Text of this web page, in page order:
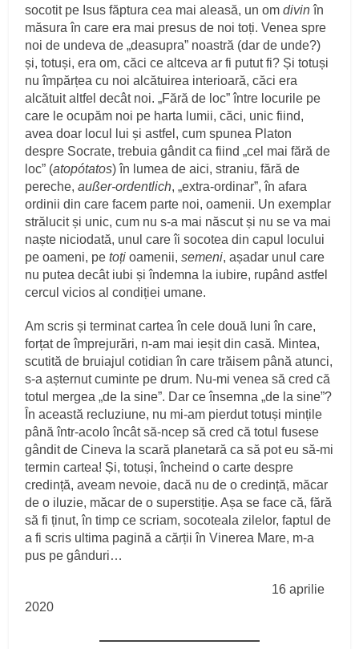
socotit pe Isus făptura cea mai aleasă, un omdivinîn
măsura în care era mai presus de noi toți. Venea spre
noi de undeva de „deasupra” noastră (dar de unde?)
și, totuși, era om, căci ce altceva ar fi putut fi? Și totuși
nu împărțea cu noi alcătuirea interioară, căci era
alcătuit altfel decât noi. „Fără de loc” între locurile pe
care le ocupăm noi pe harta lumii, căci, unic fiind,
avea doar locul lui și astfel, cum spunea Platon
despre Socrate, trebuia gândit ca fiind „cel mai fără de
loc” (atopótatos) în lumea de aici, straniu, fără de
pereche,außer-ordentlich, „extra-ordinar”, în afara
ordinii din care facem parte noi, oamenii. Un exemplar
strălucit și unic, cum nu s-a mai născut și nu se va mai
naște niciodată, unul care îi socotea din capul locului
pe oameni, petoți oamenii,semeni, așadar unul care
nu putea decât iubi și îndemna la iubire, rupând astfel
cercul vicios al condiției umane.
Am scris și terminat cartea în cele două luni în care,
forțat de împrejurări, n-am mai ieșit din casă. Mintea,
scutită de bruiajul cotidian în care trăisem până atunci,
s-a așternut cuminte pe drum. Nu-mi venea să cred că
totul mergea „de la sine”. Dar ce însemna „de la sine”?
În această recluziune, nu mi-am pierdut totuși mințile
până într-acolo încât să-ncep să cred că totul fusese
gândit de Cineva la scară planetară ca să pot eu să-mi
termin cartea! Și, totuși, încheind o carte despre
credință, aveam nevoie, dacă nu de o credință, măcar
de o iluzie, măcar de o superstiție. Așa se face că, fără
să fi ținut, în timp ce scriam, socoteala zilelor, faptul de
a fi scris ultima pagină a cărții în Vinerea Mare, m-a
pus pe gânduri…
16 aprilie
2020